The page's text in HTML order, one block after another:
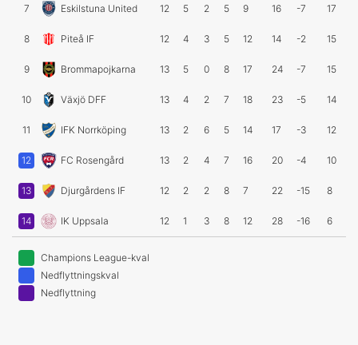
7 Eskilstuna United 12 5 2 5 9 16 -7 17
8 Piteå IF 12 4 3 5 12 14 -2 15
9 Brommapojkarna 13 5 0 8 17 24 -7 15
10 Växjö DFF 13 4 2 7 18 23 -5 14
11 IFK Norrköping 13 2 6 5 14 17 -3 12
12 FC Rosengård 13 2 4 7 16 20 -4 10
13 Djurgårdens IF 12 2 2 8 7 22 -15 8
14 IK Uppsala 12 1 3 8 12 28 -16 6
Champions League-kval
Nedflyttningskval
Nedflyttning